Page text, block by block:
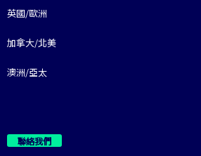
英國/歐洲
加拿大/北美
澳洲/亞太
聯絡我們